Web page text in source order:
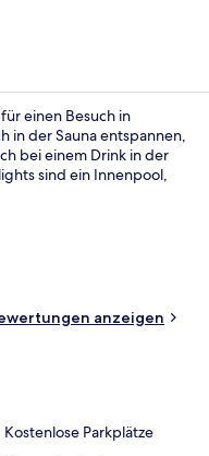
einen Besuch in
in der Sauna entspannen,
bei einem Drink in der
sind ein Innenpool,
anzeigen
Kostenlose Parkplätze